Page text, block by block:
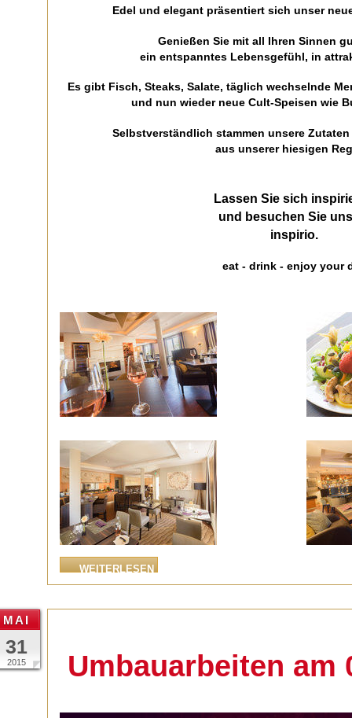
Edel und elegant präsentiert sich unser
Genießen Sie mit all Ihren Sinnen
ein entspanntes Lebensgefühl, in
Es gibt Fisch, Steaks, Salate, täglich wechselnde
und nun wieder neue Cult-Speisen wie
Selbstverständlich stammen unsere
aus unserer hiesigen
Lassen Sie sich
und besuchen Sie
inspirio.
eat - drink - enjoy your
WEITERLESEN
2015
31
MAI
Umbauarbeiten am